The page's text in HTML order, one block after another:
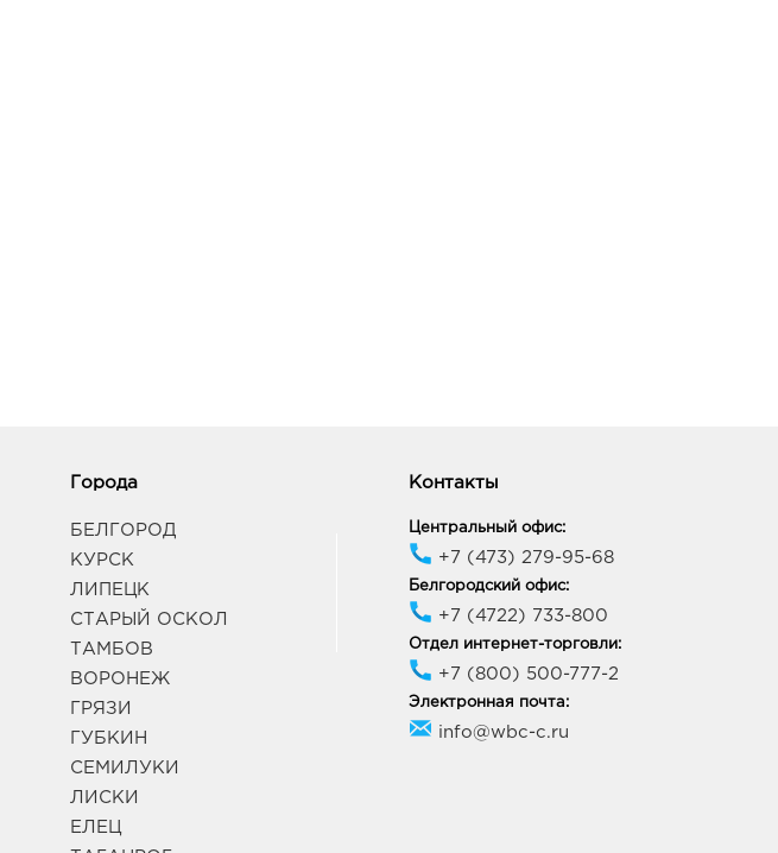
Города
БЕЛГОРОД
КУРСК
ЛИПЕЦК
СТАРЫЙ ОСКОЛ
ТАМБОВ
ВОРОНЕЖ
ГРЯЗИ
ГУБКИН
СЕМИЛУКИ
ЛИСКИ
ЕЛЕЦ
Контакты
Центральный офис:
+7 (473) 279-95-68
Белгородский офис:
+7 (4722) 733-800
Отдел интернет-торговли:
+7 (800) 500-777-2
Электронная почта:
info@wbc-c.ru